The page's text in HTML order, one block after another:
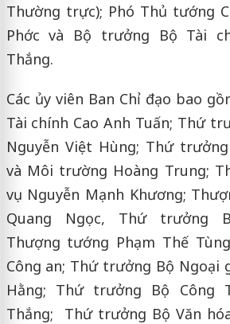
Thường trực); Phó Thủ tướng
Phớc và Bộ trưởng Bộ Tài
Thắng.
Các ủy viên Ban Chỉ đạo bao
Tài chính Cao Anh Tuấn; Thứ
Nguyễn Việt Hùng; Thứ
và Môi trường Hoàng Trung;
vụ Nguyễn Mạnh Khương;
Quang Ngọc, Thứ trưởng
Thượng tướng Phạm Thế
Công an; Thứ trưởng Bộ Ngoại
Hằng; Thứ trưởng Bộ Công
Thắng; Thứ trưởng Bộ Văn